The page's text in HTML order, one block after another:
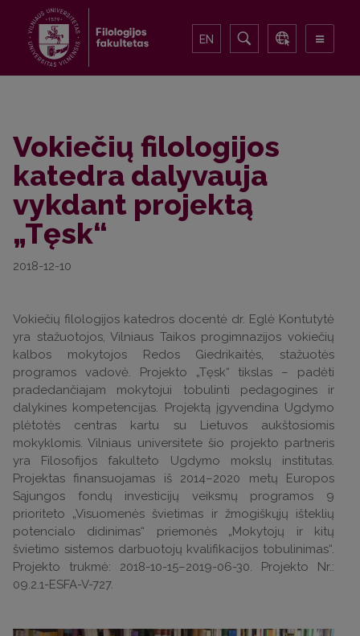
EN
Vokiečių filologijos
katedra dalyvauja
vykdant projektą
„Tęsk“
2018-12-10
Vokiečių filologijos katedros docentė dr. Eglė Kontutytė
yra stažuotojos, Vilniaus Taikos progimnazijos vokiečių
kalbos mokytojos Redos Giedrikaitės, stažuotės
programos vadovė. Projekto „Tęsk“ tikslas – padėti
pradedančiajam mokytojui tobulinti pedagogines ir
dalykines kompetencijas. Projektą įgyvendina Ugdymo
plėtotės centras kartu su Lietuvos aukštosiomis
mokyklomis. Vilniaus universitete šio projekto partneris
yra Filosofijos fakulteto Ugdymo mokslų institutas.
Projektas finansuojamas iš 2014–2020 metų Europos
Sąjungos fondų investicijų veiksmų programos 9
prioriteto „Visuomenės švietimas ir žmogiškųjų išteklių
potencialo didinimas“ priemonės „Mokytojų ir kitų
švietimo sistemos darbuotojų kvalifikacijos tobulinimas“.
Projekto trukmė: 2018-10-15–2019-06-30. Projekto Nr.:
09.2.1-ESFA-V-727.